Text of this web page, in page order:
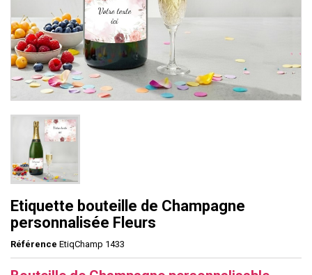
Etiquette bouteille de Champagne
personnalisée Fleurs
Référence EtiqChamp 1433